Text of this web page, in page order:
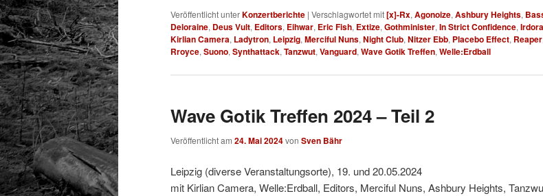
Veröffentlicht unterKonzertberichte | Verschlagwortet mit[x]-Rx, Agonoize, Ashbury Heights,
Deloraine, Deus Vult, Editors, Eihwar, Eric Fish, Extize, Gothminister, In Strict Confidence,
Kirlian Camera, Ladytron, Leipzig, Merciful Nuns, Night Club, Nitzer Ebb, Placebo Effect, Reaper
Rroyce, Suono, Synthattack, Tanzwut, Vanguard, Wave Gotik Treffen, Welle:Erdball
Wave Gotik Treffen 2024 – Teil 2
Veröffentlicht am 24. Mai 2024von Sven Bähr
Leipzig (diverse Veranstaltungsorte), 19. und 20.05.2024
mit Kirlian Camera, Welle:Erdball, Editors, Merciful Nuns, Ashbury Heights,